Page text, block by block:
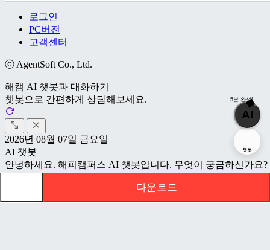
다운로드
로그인
PC버전
고객센터
ⓒ AgentSoft Co., Ltd.
5분 완성!
AI
챗봇
해캠 AI 챗봇과 대화하기
챗봇으로 간편하게 상담해보세요.
2026년 08월 07일 금요일
AI 챗봇
안녕하세요. 해피캠퍼스 AI 챗봇입니다. 무엇이 궁금하신가요?
❔ 아이디와 비밀번호를 잊어버렸습니다.